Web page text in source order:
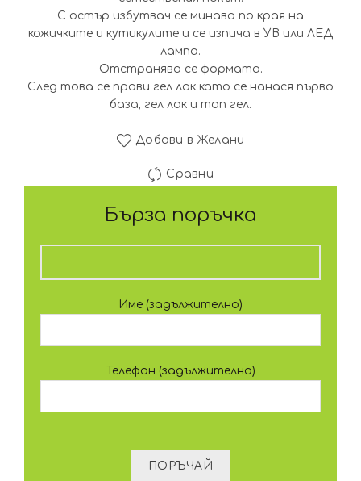
С остър избутвач се минава по края на
кожичките и кутикулите и се изпича в УВ или ЛЕД
лампа.
Отстранява се формата.
След това се прави гел лак като се нанася първо
база, гел лак и топ гел.
Добави в Желани
Сравни
Бърза поръчка
Име (задължително)
Телефон (задължително)